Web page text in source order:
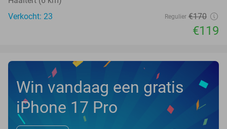
Verkocht: 23
Regulier €170
€119
Win vandaag een gratis
iPhone 17 Pro